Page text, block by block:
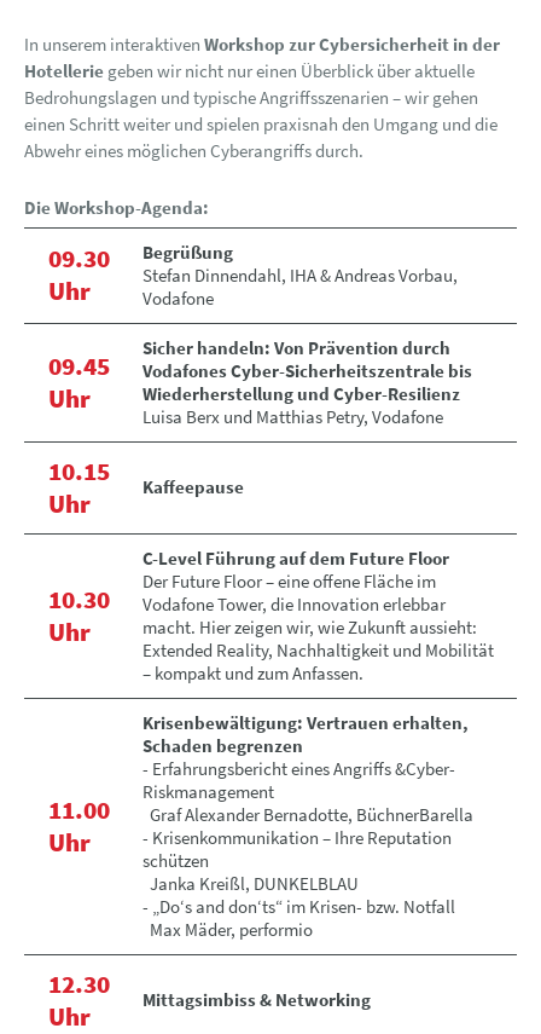
In unserem interaktiven Workshop zur Cybersicherheit in der
Hotellerie geben wir nicht nur einen Überblick über aktuelle
Bedrohungslagen und typische Angriffsszenarien – wir gehen
einen Schritt weiter und spielen praxisnah den Umgang und die
Abwehr eines möglichen Cyberangriffs durch.
Die Workshop-Agenda:
09.30
Uhr
Begrüßung
Stefan Dinnendahl, IHA & Andreas Vorbau,
Vodafone
09.45
Uhr
Sicher handeln: Von Prävention durch
Vodafones Cyber-Sicherheitszentrale bis
Wiederherstellung und Cyber-Resilienz
Luisa Berx und Matthias Petry, Vodafone
10.15
Uhr
Kaffeepause
10.30
Uhr
C-Level Führung auf dem Future Floor
Der Future Floor – eine offene Fläche im
Vodafone Tower, die Innovation erlebbar
macht. Hier zeigen wir, wie Zukunft aussieht:
Extended Reality, Nachhaltigkeit und Mobilität
– kompakt und zum Anfassen.
11.00
Uhr
Krisenbewältigung: Vertrauen erhalten,
Schaden begrenzen
- Erfahrungsbericht eines Angriffs &Cyber-
Riskmanagement
Graf Alexander Bernadotte, BüchnerBarella
- Krisenkommunikation – Ihre Reputation
schützen
Janka Kreißl, DUNKELBLAU
- „Do‘s and don‘ts“ im Krisen- bzw. Notfall
Max Mäder, performio
12.30
Uhr
Mittagsimbiss & Networking